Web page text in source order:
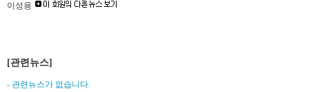
이성용
[관련뉴스]
- 관련뉴스가 없습니다.